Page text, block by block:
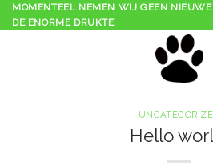
Skip
to
MOMENTEEL NEMEN WIJ GEEN
DE ENORME DRUKTE
Hello